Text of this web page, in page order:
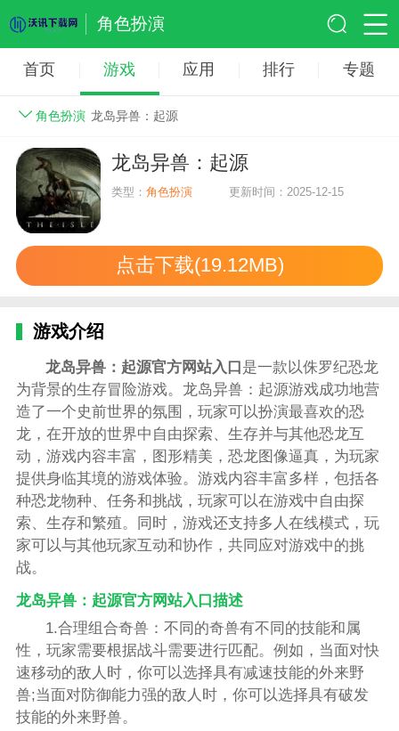
角色扮演
首页 游戏 应用 排行 专题
角色扮演 龙岛异兽：起源
龙岛异兽：起源
类型：角色扮演 更新时间：2025-12-15
点击下载(19.12MB)
游戏介绍
龙岛异兽：起源官方网站入口 是一款以侏罗纪恐龙
为背景的生存冒险游戏。龙岛异兽：起源游戏成功地营
造了一个史前世界的氛围，玩家可以扮演最喜欢的恐
龙，在开放的世界中自由探索、生存并与其他恐龙互
动，游戏内容丰富，图形精美，恐龙图像逼真，为玩家
提供身临其境的游戏体验。游戏内容丰富多样，包括各
种恐龙物种、任务和挑战，玩家可以在游戏中自由探
索、生存和繁殖。同时，游戏还支持多人在线模式，玩
家可以与其他玩家互动和协作，共同应对游戏中的挑
战。
龙岛异兽：起源官方网站入口描述
1.合理组合奇兽：不同的奇兽有不同的技能和属
性，玩家需要根据战斗需要进行匹配。例如，当面对快
速移动的敌人时，你可以选择具有减速技能的外来野
兽;当面对防御能力强的敌人时，你可以选择具有破发
技能的外来野兽。